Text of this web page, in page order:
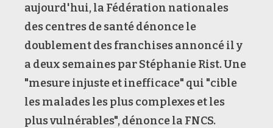
aujourd'hui, la Fédération nationales
des centres de santé dénonce le
doublement des franchises annoncé il y
a deux semaines par Stéphanie Rist. Une
"mesure injuste et inefficace" qui "cible
les malades les plus complexes et les
plus vulnérables", dénonce la FNCS.